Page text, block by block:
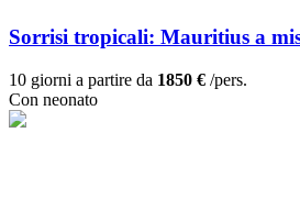
Sorrisi tropicali: Mauritius a
10 giorni a partire da 1850 € /pers.
Con neonato